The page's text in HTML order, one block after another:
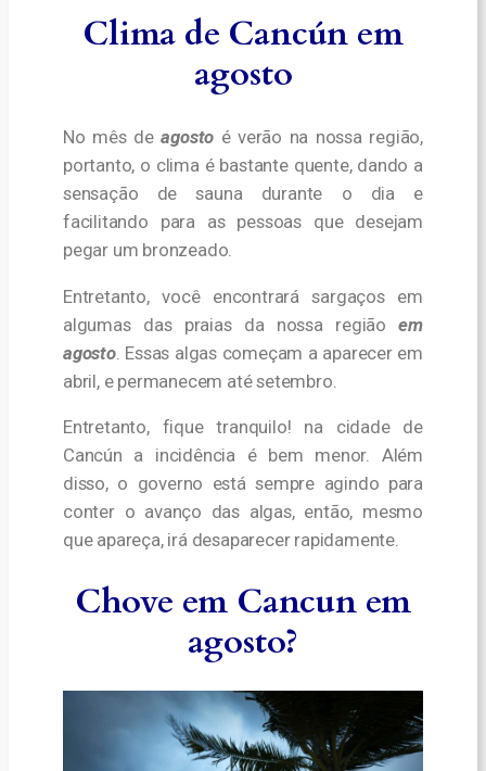
Clima de Cancún em
agosto
No mês deagosto é verão na nossa região,
portanto, o clima é bastante quente, dando a
sensação de sauna durante o dia e
facilitando para as pessoas que desejam
pegar um bronzeado.
Entretanto, você encontrará sargaços em
algumas das praias da nossa região em
agosto. Essas algas começam a aparecer em
abril, e permanecem até setembro.
Entretanto, fique tranquilo! na cidade de
Cancún a incidência é bem menor. Além
disso, o governo está sempre agindo para
conter o avanço das algas, então, mesmo
que apareça, irá desaparecer rapidamente.
Chove em Cancun em
agosto?